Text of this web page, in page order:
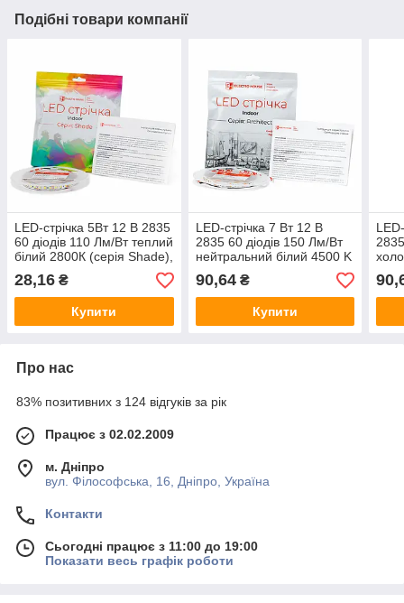
Подібні товари компанії
LED-стрічка 5Вт 12 В 2835
60 діодів 110 Лм/Вт теплий
білий 2800К (серія Shade),
гарантія 2 роки EH-
STR1SH
28,16 ₴
Купити
LED-стрічка 7 Вт 12 В
2835 60 діодів 150 Лм/Вт
нейтральний білий 4500 K
(серія Architect), гарантія
3 роки EH-STR2AR12
90,64₴
Купити
3
Про нас
83% позитивних з 124 відгуків за рік
Працює з 02.02.2009
м. Дніпро
вул. Філософська, 16, Дніпро, Україна
Контакти
Сьогодні працює з 11:00 до 19:00
Показати весь графік роботи